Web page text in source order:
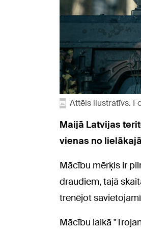
Attēls ilustratīvs.
Maijā Latvijas
vienas no
Mācību mērķis ir
draudiem, tajā
trenējot
Mācību laikā